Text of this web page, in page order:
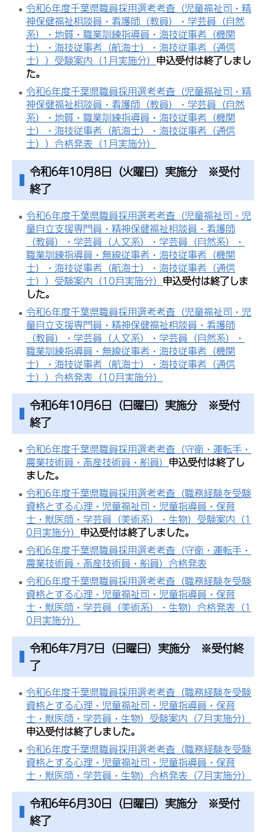
令和6年度千葉県職員採用選考考査（児童福祉司・精
神保健福祉相談員・看護師（教員）・学芸員（自然
系）・地質・職業訓練指導員・海技従事者（機関
士）・海技従事者（航海士）・海技従事者（通信
士））受験案内（1月実施分） 申込受付は終了しまし
た。
令和6年度千葉県職員採用選考考査（児童福祉司・精
神保健福祉相談員・看護師（教員）・学芸員（自然
系）・地質・職業訓練指導員・海技従事者（機関
士）・海技従事者（航海士）・海技従事者（通信
士））合格発表（1月実施分）
令和6年10月8日（火曜日）実施分 ※受付
終了
令和6年度千葉県職員採用選考考査（児童福祉司・児
童自立支援専門員・精神保健福祉相談員・看護師
（教員）・学芸員（人文系）・学芸員（自然系）・
職業訓練指導員・無線従事者・海技従事者（機関
士）・海技従事者（航海士）・海技従事者（通信
士））受験案内（10月実施分） 申込受付は終了しま
した。
令和6年度千葉県職員採用選考考査（児童福祉司・児
童自立支援専門員・精神保健福祉相談員・看護師
（教員）・学芸員（人文系）・学芸員（自然系）・
職業訓練指導員・無線従事者・海技従事者（機関
士）・海技従事者（航海士）・海技従事者（通信
士））合格発表（10月実施分）
令和6年10月6日（日曜日）実施分 ※受付
終了
令和6年度千葉県職員採用選考考査（守衛・運転手・
農業技術員・畜産技術員・船員） 申込受付は終了し
ました。
令和6年度千葉県職員採用選考考査（職務経験を受験
資格とする心理・児童福祉司・児童指導員・保育
士・獣医師・学芸員（美術系）・生物）受験案内（1
0月実施分） 申込受付は終了しました。
令和6年度千葉県職員採用選考考査（守衛・運転手・
農業技術員・畜産技術員・船員）合格発表
令和6年度千葉県職員採用選考考査（職務経験を受験
資格とする心理・児童福祉司・児童指導員・保育
士・獣医師・学芸員（美術系）・生物）合格発表（1
0月実施分）
令和6年7月7日（日曜日）実施分 ※受付終
了
令和6年度千葉県職員採用選考考査（職務経験を受験
資格とする心理・児童福祉司・児童指導員・保育
士・獣医師・学芸員・生物）受験案内（7月実施分）
申込受付は終了しました。
令和6年度千葉県職員採用選考考査（職務経験を受験
資格とする心理・児童福祉司・児童指導員・保育
士・獣医師・学芸員・生物）合格発表（7月実施分）
令和6年6月30日（日曜日）実施分 ※受付
終了